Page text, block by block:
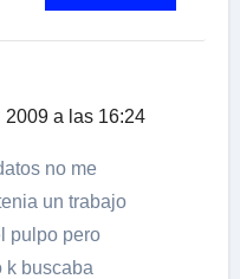
2009 a las 16:24
no me
un trabajo
pulpo pero
k buscaba